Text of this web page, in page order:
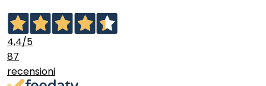
4,4/5
87
recensioni